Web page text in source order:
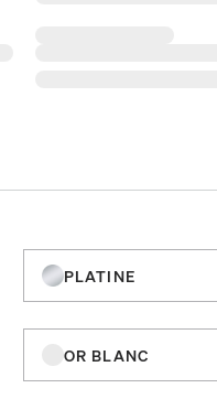
PLATINE
OR BLANC